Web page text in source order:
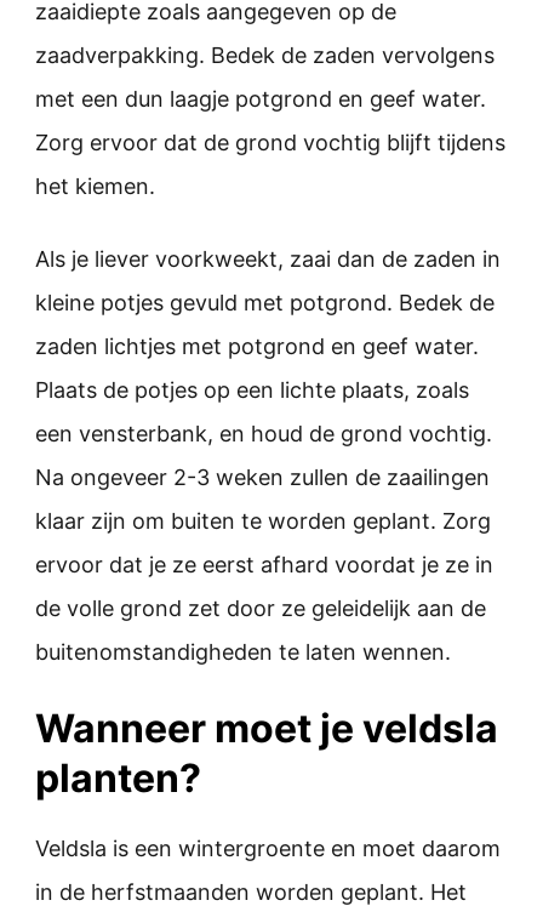
zaaidiepte zoals aangegeven op de
zaadverpakking. Bedek de zaden vervolgens
met een dun laagje potgrond en geef water.
Zorg ervoor dat de grond vochtig blijft tijdens
het kiemen.
Als je liever voorkweekt, zaai dan de zaden in
kleine potjes gevuld met potgrond. Bedek de
zaden lichtjes met potgrond en geef water.
Plaats de potjes op een lichte plaats, zoals
een vensterbank, en houd de grond vochtig.
Na ongeveer 2-3 weken zullen de zaailingen
klaar zijn om buiten te worden geplant. Zorg
ervoor dat je ze eerst afhard voordat je ze in
de volle grond zet door ze geleidelijk aan de
buitenomstandigheden te laten wennen.
Wanneer moet je veldsla
planten?
Veldsla is een wintergroente en moet daarom
in de herfstmaanden worden geplant. Het